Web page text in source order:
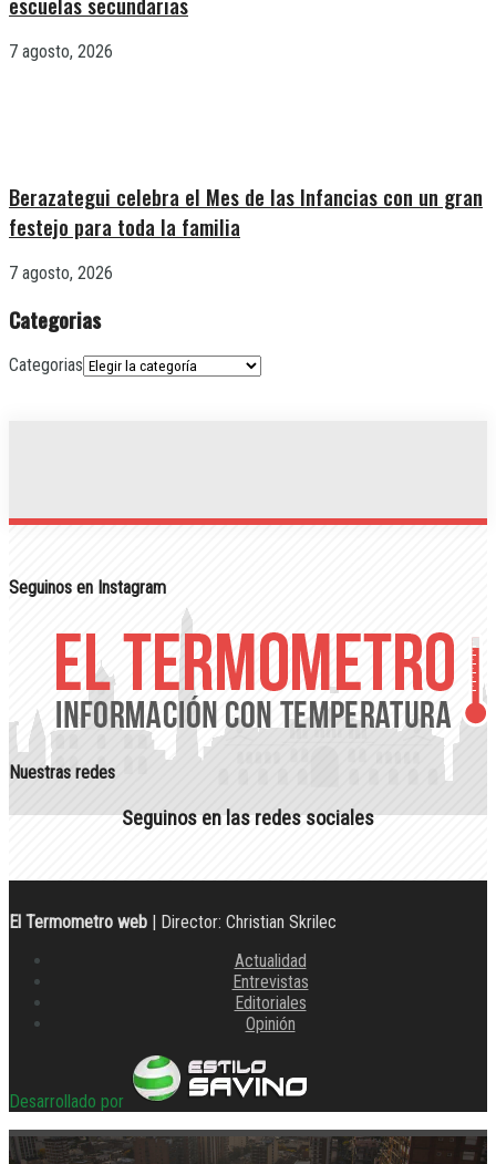
7 agosto, 2026
Berazategui celebra el Mes de las Infancias con un gran
festejo para toda la familia
7 agosto, 2026
Categorias
Categorias
Seguinos en Instagram
Nuestras redes
Seguinos en las redes sociales
El Termometro web | Director: Christian Skrilec
Actualidad
Entrevistas
Editoriales
Opinión
Desarrollado por